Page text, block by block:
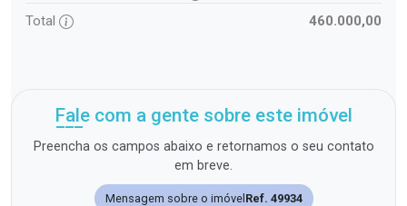
Total
460.000,00
Fale com a gente sobre este imóvel
Preencha os campos abaixo e retornamos o seu contato
em breve.
Mensagem sobre o imóvel Ref. 49934